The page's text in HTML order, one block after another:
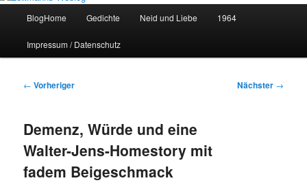
BlogHome Gedichte Neid und Liebe 1964
Impressum / Datenschutz
Beitragsnavigation
← Vorheriger Nächster →
Demenz, Würde und eine
Walter-Jens-Homestory mit
fadem Beigeschmack